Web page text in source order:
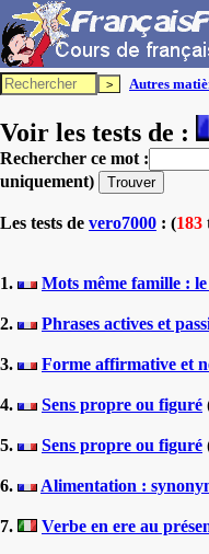
Autres
Voir les tests de :
Rechercher ce mot :
uniquement)
Les tests de vero7000 : (183
1. Mots même famille :
2. Phrases actives et
3. Forme affirmative et
4. Sens propre ou figuré
5. Sens propre ou figuré
6. Alimentation :
7. Verbe en ere au